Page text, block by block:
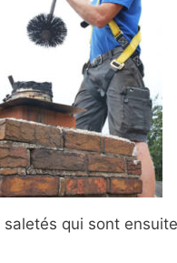
saletés qui sont